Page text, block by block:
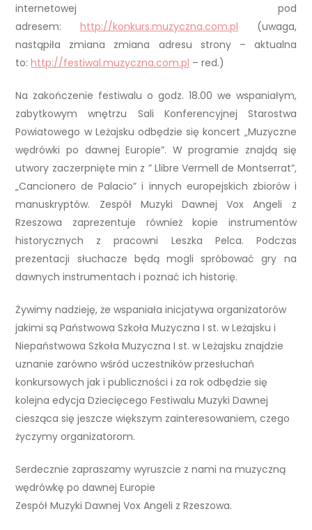
internetowej pod
adresem: http://konkurs.muzyczna.com.pl (uwaga,
nastąpiła zmiana zmiana adresu strony – aktualna
to:http://festiwal.muzyczna.com.pl – red.)
Na zakończenie festiwalu o godz. 18.00 we wspaniałym,
zabytkowym wnętrzu Sali Konferencyjnej Starostwa
Powiatowego w Leżajsku odbędzie się koncert „Muzyczne
wędrówki po dawnej Europie”. W programie znajdą się
utwory zaczerpnięte min z ” Llibre Vermell de Montserrat”,
„Cancionero de Palacio” i innych europejskich zbiorów i
manuskryptów. Zespół Muzyki Dawnej Vox Angeli z
Rzeszowa zaprezentuje również kopie instrumentów
historycznych z pracowni Leszka Pelca. Podczas
prezentacji słuchacze będą mogli spróbować gry na
dawnych instrumentach i poznać ich historię.
Żywimy nadzieję, że wspaniała inicjatywa organizatorów
jakimi są Państwowa Szkoła Muzyczna I st. w Leżajsku i
Niepaństwowa Szkoła Muzyczna I st. w Leżajsku znajdzie
uznanie zarówno wśród uczestników przesłuchań
konkursowych jak i publiczności i za rok odbędzie się
kolejna edycja Dziecięcego Festiwalu Muzyki Dawnej
ciesząca się jeszcze większym zainteresowaniem, czego
życzymy organizatorom.
Serdecznie zapraszamy wyruszcie z nami na muzyczną
wędrówkę po dawnej Europie
Zespół Muzyki Dawnej Vox Angeli z Rzeszowa.